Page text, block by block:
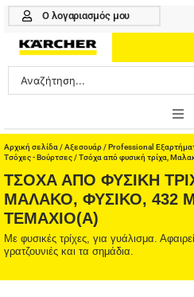
Μετάβαση
περιεχόμενο
Ο λογαριασμός μου
Search
...
ONLINE SHOP
HOME & GARDEN
PROFESSIONAL
ΑΞΕΣΟΥΑΡ
ΚΑΘΑΡΙΣΤΙΚΑ
Αρχική σελίδα /Αξεσουάρ/Professional
Τσόχες - Βούρτσες/ Τσόχα από φυσική τρίχα,
ΤΣΌΧΑ ΑΠΌ ΦΥΣΙΚΉ
ΜΑΛΑΚΌ, ΦΥΣΙΚΌ, 432
ΤΕΜΆΧΙΟ(Α)
Με φυσικές τρίχες, για γυάλισμα.
γρατζουνιές και τα σημάδια.